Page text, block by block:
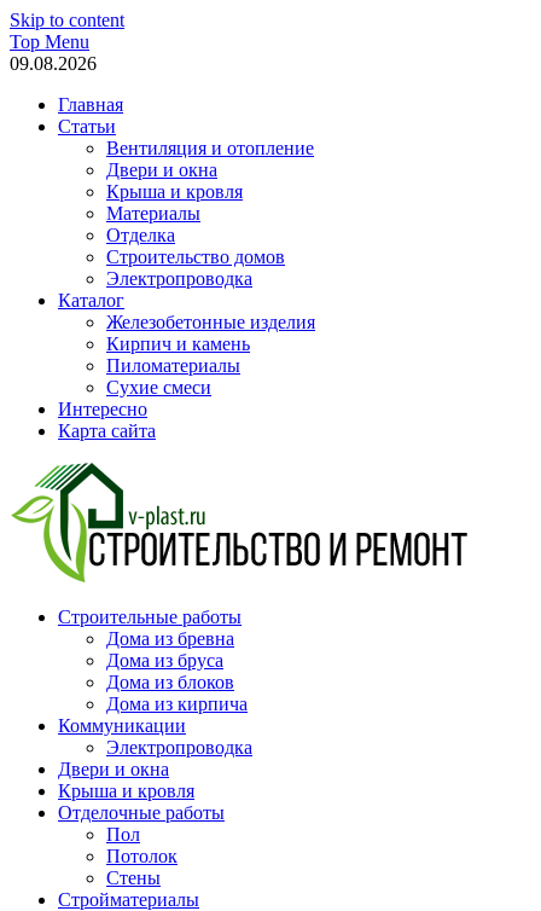
Skip to content
Top Menu
09.08.2026
Главная
Статьи
Вентиляция и отопление
Двери и окна
Крыша и кровля
Материалы
Отделка
Строительство домов
Электропроводка
Каталог
Железобетонные изделия
Кирпич и камень
Пиломатериалы
Сухие смеси
Интересно
Карта сайта
v-plast.ru Строительство и ремонт
Строительные работы
Дома из бревна
Дома из бруса
Дома из блоков
Дома из кирпича
Коммуникации
Электропроводка
Двери и окна
Крыша и кровля
Отделочные работы
Пол
Потолок
Стены
Стройматериалы